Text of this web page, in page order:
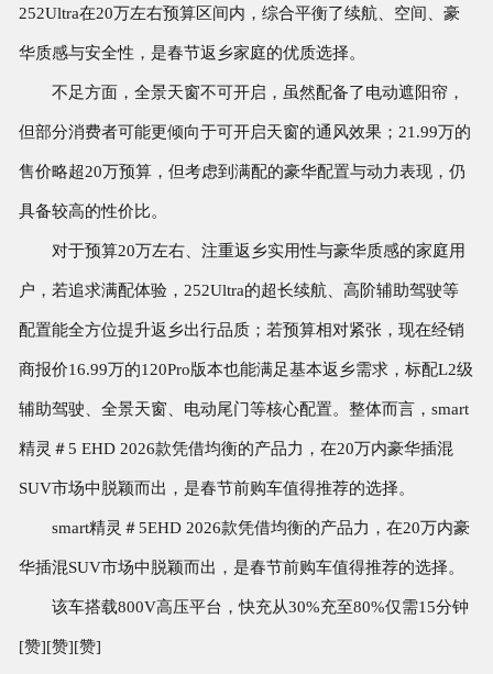
252Ultra在20万左右预算区间内，综合平衡了续航、空间、豪
华质感与安全性，是春节返乡家庭的优质选择。
不足方面，全景天窗不可开启，虽然配备了电动遮阳帘，
但部分消费者可能更倾向于可开启天窗的通风效果；21.99万的
售价略超20万预算，但考虑到满配的豪华配置与动力表现，仍
具备较高的性价比。
对于预算20万左右、注重返乡实用性与豪华质感的家庭用
户，若追求满配体验，252Ultra的超长续航、高阶辅助驾驶等
配置能全方位提升返乡出行品质；若预算相对紧张，现在经销
商报价16.99万的120Pro版本也能满足基本返乡需求，标配L2级
辅助驾驶、全景天窗、电动尾门等核心配置。整体而言，smart
精灵＃5 EHD 2026款凭借均衡的产品力，在20万内豪华插混
SUV市场中脱颖而出，是春节前购车值得推荐的选择。
smart精灵＃5EHD 2026款凭借均衡的产品力，在20万内豪
华插混SUV市场中脱颖而出，是春节前购车值得推荐的选择。
该车搭载800V高压平台，快充从30%充至80%仅需15分钟
[赞][赞][赞]